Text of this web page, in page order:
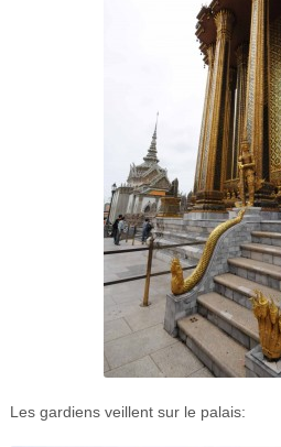
Les gardiens veillent sur le palais: